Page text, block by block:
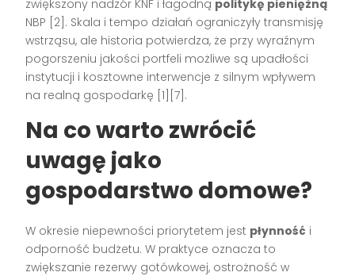
zwiększony nadzór KNF i łagodną politykę pieniężną
NBP [2]. Skala i tempo działań ograniczyły transmisję
wstrząsu, ale historia potwierdza, że przy wyraźnym
pogorszeniu jakości portfeli możliwe są upadłości
instytucji i kosztowne interwencje z silnym wpływem
na realną gospodarkę [1][7].
Na co warto zwrócić
uwagę jako
gospodarstwo domowe?
W okresie niepewności priorytetem jest płynność i
odporność budżetu. W praktyce oznacza to
zwiększanie rezerwy gotówkowej, ostrożność w